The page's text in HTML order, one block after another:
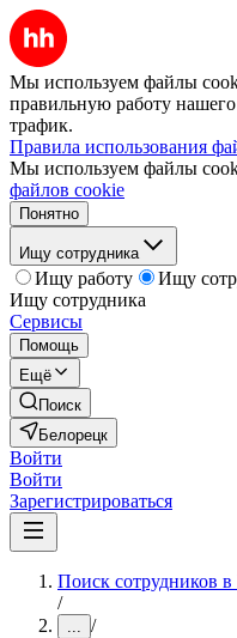
Мы используем файлы
правильную работу нашего
трафик.
Правила использования
Мы используем файлы
файлов cookie
Понятно
Ищу сотрудника
Ищу работу
Ищу
Ищу сотрудника
Сервисы
Помощь
Ещё
Поиск
Белорецк
Войти
Войти
Зарегистрироваться
Поиск сотрудников в
/
... /